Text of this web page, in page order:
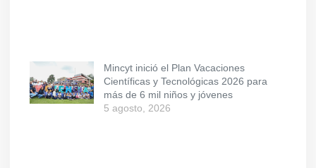
Mincyt inició el Plan Vacaciones
Científicas y Tecnológicas 2026 para
más de 6 mil niños y jóvenes
5 agosto, 2026